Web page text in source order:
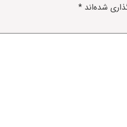
شده‌اند *